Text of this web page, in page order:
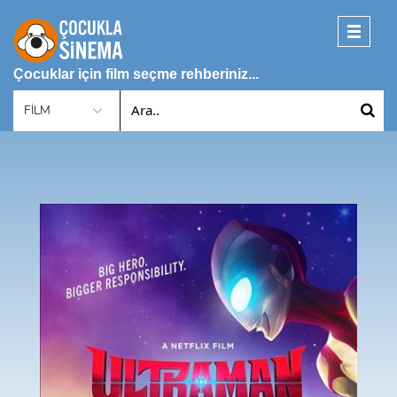
Toggle
Çocuklar için film seçme rehberiniz...